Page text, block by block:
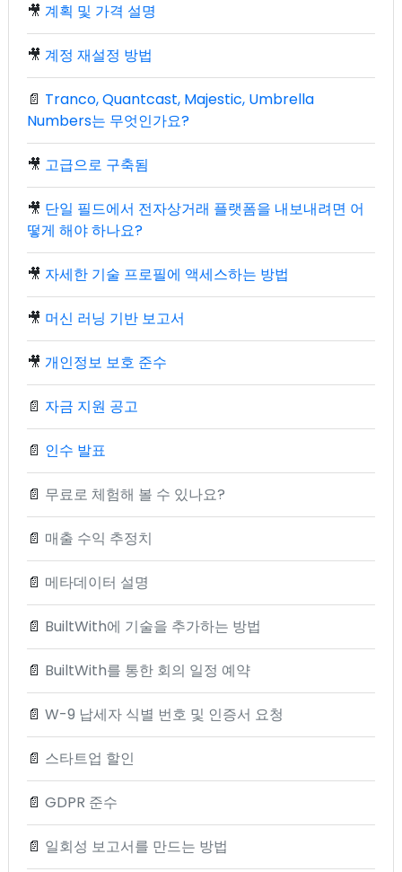
🎥 계획 및 가격 설명
🎥 계정 재설정 방법
📄 Tranco, Quantcast, Majestic, Umbrella
Numbers는 무엇인가요?
🎥 고급으로 구축됨
🎥 단일 필드에서 전자상거래 플랫폼을 내보내려면 어
떻게 해야 하나요?
🎥 자세한 기술 프로필에 액세스하는 방법
🎥 머신 러닝 기반 보고서
🎥 개인정보 보호 준수
📄 자금 지원 공고
📄 인수 발표
📄 무료로 체험해 볼 수 있나요?
📄 매출 수익 추정치
📄 메타데이터 설명
📄 BuiltWith에 기술을 추가하는 방법
📄 BuiltWith를 통한 회의 일정 예약
📄 W-9 납세자 식별 번호 및 인증서 요청
📄 스타트업 할인
📄 GDPR 준수
📄 일회성 보고서를 만드는 방법